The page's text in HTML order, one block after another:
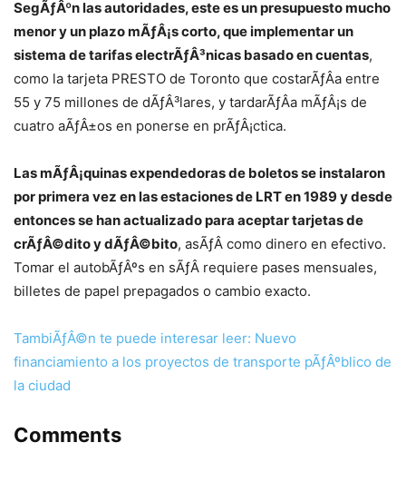
SegÃƒÂºn las autoridades, este es un presupuesto mucho
menor y un plazo mÃƒÂ¡s corto, que implementar un
sistema de tarifas electrÃƒÂ³nicas basado en cuentas,
como la tarjeta PRESTO de Toronto que costarÃƒÂ­a entre
55 y 75 millones de dÃƒÂ³lares, y tardarÃƒÂ­a mÃƒÂ¡s de
cuatro aÃƒÂ±os en ponerse en prÃƒÂ¡ctica.
Las mÃƒÂ¡quinas expendedoras de boletos se instalaron
por primera vez en las estaciones de LRT en 1989 y desde
entonces se han actualizado para aceptar tarjetas de
crÃƒÂ©dito y dÃƒÂ©bito, asÃƒÂ­ como dinero en efectivo.
Tomar el autobÃƒÂºs en sÃƒÂ­ requiere pases mensuales,
billetes de papel prepagados o cambio exacto.
TambiÃƒÂ©n te puede interesar leer: Nuevo
financiamiento a los proyectos de transporte pÃƒÂºblico de
la ciudad
Comments